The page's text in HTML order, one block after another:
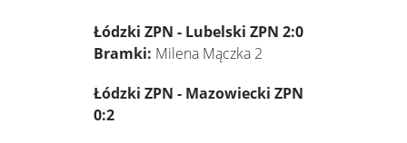
Łódzki ZPN - Lubelski ZPN 2:0
Bramki: Milena Mączka 2
Łódzki ZPN - Mazowiecki ZPN
0:2